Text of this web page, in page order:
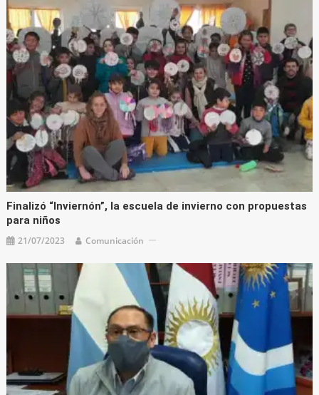
Finalizó “Inviernón”, la escuela de invierno con propuestas
para niños
21/07/2023 Comunicación